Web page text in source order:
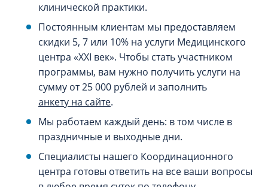
клинической практики.
Постоянным клиентам мы предоставляем
скидки 5, 7 или 10% на услуги Медицинского
центра «XXI век». Чтобы стать участником
программы, вам нужно получить услуги на
сумму от 25 000 рублей и заполнить
анкету на сайте.
Мы работаем каждый день: в том числе в
праздничные и выходные дни.
Специалисты нашего Координационного
центра готовы ответить на все ваши вопросы